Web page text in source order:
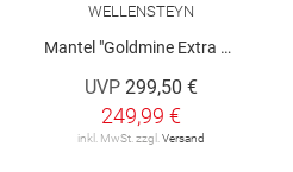
WELLENSTEYN
Mantel "Goldmine Extra Long"
UVP 299,50 €
249,99 €
inkl. MwSt. zzgl. Versand